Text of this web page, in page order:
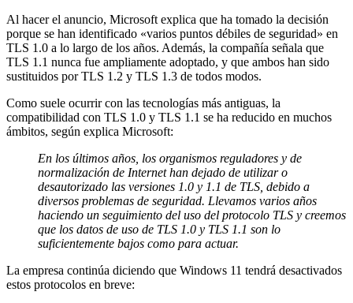
Al hacer el anuncio, Microsoft explica que ha tomado la decisión
porque se han identificado «varios puntos débiles de seguridad» en
TLS 1.0 a lo largo de los años. Además, la compañía señala que
TLS 1.1 nunca fue ampliamente adoptado, y que ambos han sido
sustituidos por TLS 1.2 y TLS 1.3 de todos modos.
Como suele ocurrir con las tecnologías más antiguas, la
compatibilidad con TLS 1.0 y TLS 1.1 se ha reducido en muchos
ámbitos, según explica Microsoft:
En los últimos años, los organismos reguladores y de
normalización de Internet han dejado de utilizar o
desautorizado las versiones 1.0 y 1.1 de TLS, debido a
diversos problemas de seguridad. Llevamos varios años
haciendo un seguimiento del uso del protocolo TLS y creemos
que los datos de uso de TLS 1.0 y TLS 1.1 son lo
suficientemente bajos como para actuar.
La empresa continúa diciendo que Windows 11 tendrá desactivados
estos protocolos en breve: